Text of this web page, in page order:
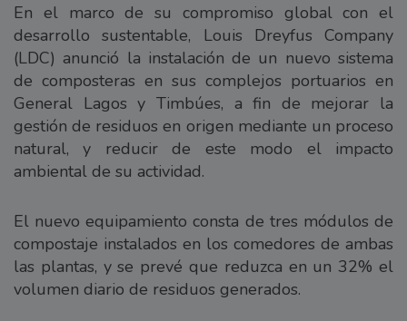
En el marco de su compromiso global con el
desarrollo sustentable, Louis Dreyfus Company
(LDC) anunció la instalación de un nuevo sistema
de composteras en sus complejos portuarios en
General Lagos y Timbúes, a fin de mejorar la
gestión de residuos en origen mediante un proceso
natural, y reducir de este modo el impacto
ambiental de su actividad.
El nuevo equipamiento consta de tres módulos de
compostaje instalados en los comedores de ambas
las plantas, y se prevé que reduzca en un 32% el
volumen diario de residuos generados.